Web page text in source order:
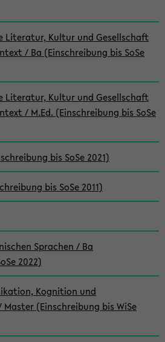
Literatur, Kultur und Gesellschaft
/ Ba (Einschreibung bis SoSe
Literatur, Kultur und Gesellschaft
/ M.Ed. (Einschreibung bis SoSe
bis SoSe 2021)
bis SoSe 2011)
Sprachen / Ba
2022)
Kognition und
(Einschreibung bis WiSe